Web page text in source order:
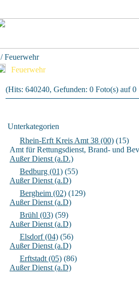
/ Feuerwehr
Feuerwehr
(Hits: 640240, Gefunden: 0 Foto(s) auf
Unterkategorien
Rhein-Erft Kreis Amt 38 (00) (15)
Amt für Rettungsdienst, Brand- und
Außer Dienst (a.D.)
Bedburg (01) (55)
Außer Dienst (a.D)
Bergheim (02) (129)
Außer Dienst (a.D)
Brühl (03) (59)
Außer Dienst (a.D)
Elsdorf (04) (56)
Außer Dienst (a.D)
Erftstadt (05) (86)
Außer Dienst (a.D)